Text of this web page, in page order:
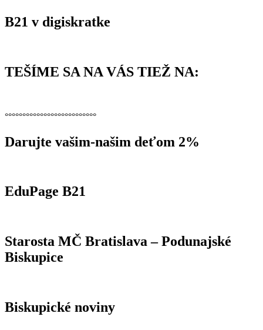
B21 v digiskratke
TEŠÍME SA NA VÁS TIEŽ NA:
°°°°°°°°°°°°°°°°°°°°°°°°°°
Darujte vašim-našim deťom 2%
EduPage B21
Starosta MČ Bratislava – Podunajské
Biskupice
Biskupické noviny